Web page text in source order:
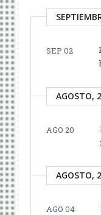
SEP 02
AGOSTO,
AGO 20
AGOSTO,
AGO 04